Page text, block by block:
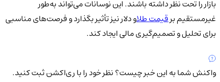
بازار را تحت نظر داشته باشند. این نوسانات می‌تواند به‌طور
غیرمستقیم برقیمت طلاو دلار نیز تأثیر بگذارد و فرصت‌های مناسبی
برای تحلیل و تصمیم‌گیری مالی ایجاد کند.
واکنش شما به این خبر چیست؟نظر خود را با ری‌اکشن ثبت کنید.